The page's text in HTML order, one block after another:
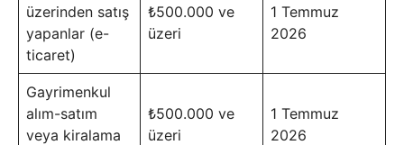
üzerinden satış
yapanlar (e-
ticaret)
₺500.000 ve
üzeri
1 Temmuz
2026
Gayrimenkul
alım-satım
veya kiralama
₺500.000 ve
üzeri
1 Temmuz
2026